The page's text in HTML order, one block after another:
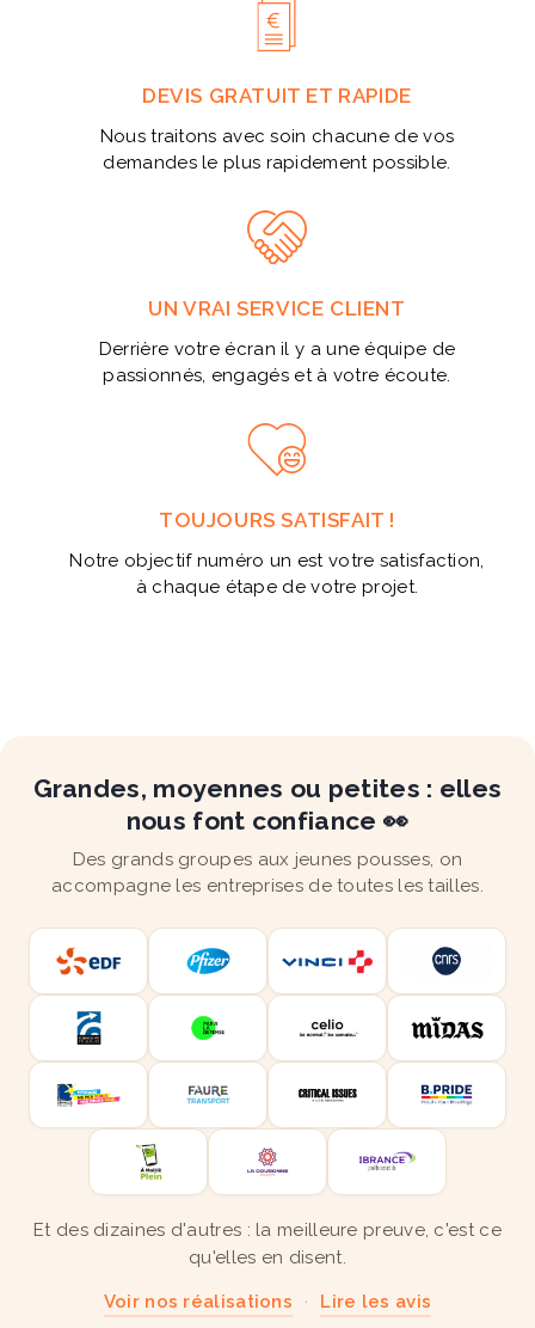
DEVIS GRATUIT ET RAPIDE
Nous traitons avec soin chacune de vos
demandes le plus rapidement possible.
UN VRAI SERVICE CLIENT
Derrière votre écran il y a une équipe de
passionnés, engagés et à votre écoute.
TOUJOURS SATISFAIT !
Notre objectif numéro un est votre satisfaction,
à chaque étape de votre projet.
Grandes, moyennes ou petites : elles
nous font confiance 👀
Des grands groupes aux jeunes pousses, on
accompagne les entreprises de toutes les tailles.
Et des dizaines d'autres : la meilleure preuve, c'est ce
qu'elles en disent.
Voir nos réalisations · Lire les avis